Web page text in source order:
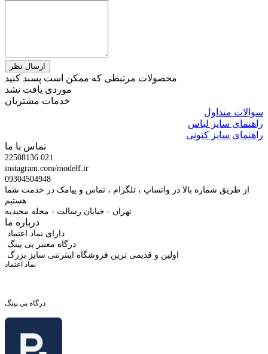
محصولات مرتبطی که ممکن است پسند کنید
موردی یافت نشد
خدمات مشتریان
سوالات متداول
راهنمای سایز لباس
راهنمای سایز کتونی
تماس با ما
22508136 021
instagram.com/modelf.ir
09304504948
از طریق شماره بالا در واتساپ ، تلگرام ، تماس و پیامک در خدمت شما
هستیم
تهران - خیابان رسالت - محله مجیدیه
درباره ما
دارای نماد اعتماد
درگاه معتبر پی پینگ
اولین و قدیمی ترین فروشگاه اینترنتی سایز بزرگ
نماد اعتماد
درگاه پی پینگ